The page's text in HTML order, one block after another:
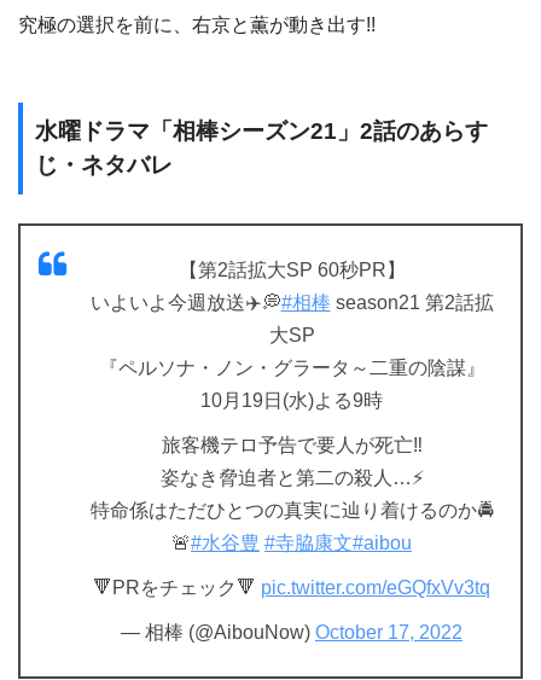
究極の選択を前に、右京と薫が動き出す!!
水曜ドラマ「相棒シーズン21」2話のあらす
じ・ネタバレ
【第2話拡大SP 60秒PR】
いよいよ今週放送✈️💭#相棒 season21 第2話拡
大SP
『ペルソナ・ノン・グラータ～二重の陰謀』
10月19日(水)よる9時
旅客機テロ予告で要人が死亡‼️
姿なき脅迫者と第二の殺人…⚡️
特命係はただひとつの真実に辿り着けるのか🚔
🚨#水谷豊 #寺脇康文#aibou
🔻PRをチェック🔻 pic.twitter.com/eGQfxVv3tq
— 相棒 (@AibouNow) October 17, 2022